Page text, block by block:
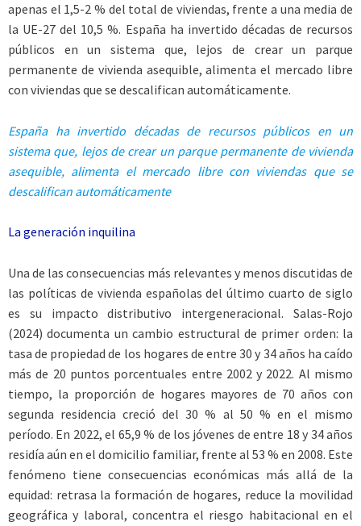
apenas el 1,5-2 % del total de viviendas, frente a una media de
la UE-27 del 10,5 %. España ha invertido décadas de recursos
públicos en un sistema que, lejos de crear un parque
permanente de vivienda asequible, alimenta el mercado libre
con viviendas que se descalifican automáticamente.
España ha invertido décadas de recursos públicos en un
sistema que, lejos de crear un parque permanente de vivienda
asequible, alimenta el mercado libre con viviendas que se
descalifican automáticamente
La generación inquilina
Una de las consecuencias más relevantes y menos discutidas de
las políticas de vivienda españolas del último cuarto de siglo
es su impacto distributivo intergeneracional. Salas-Rojo
(2024) documenta un cambio estructural de primer orden: la
tasa de propiedad de los hogares de entre 30 y 34 años ha caído
más de 20 puntos porcentuales entre 2002 y 2022. Al mismo
tiempo, la proporción de hogares mayores de 70 años con
segunda residencia creció del 30 % al 50 % en el mismo
período. En 2022, el 65,9 % de los jóvenes de entre 18 y 34 años
residía aún en el domicilio familiar, frente al 53 % en 2008. Este
fenómeno tiene consecuencias económicas más allá de la
equidad: retrasa la formación de hogares, reduce la movilidad
geográfica y laboral, concentra el riesgo habitacional en el